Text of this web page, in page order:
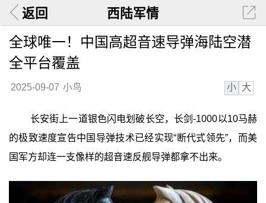
返回 西陆军情
全球唯一！中国高超音速导弹海陆空潜
全平台覆盖
2025-09-07 小鸟 小 大
长安街上一道银色闪电划破长空，长剑-1000以10马赫
的极致速度宣告中国导弹技术已经实现“断代式领先”，而美
国军方却连一支像样的超音速反舰导弹都拿不出来。